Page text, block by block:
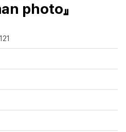
photo』